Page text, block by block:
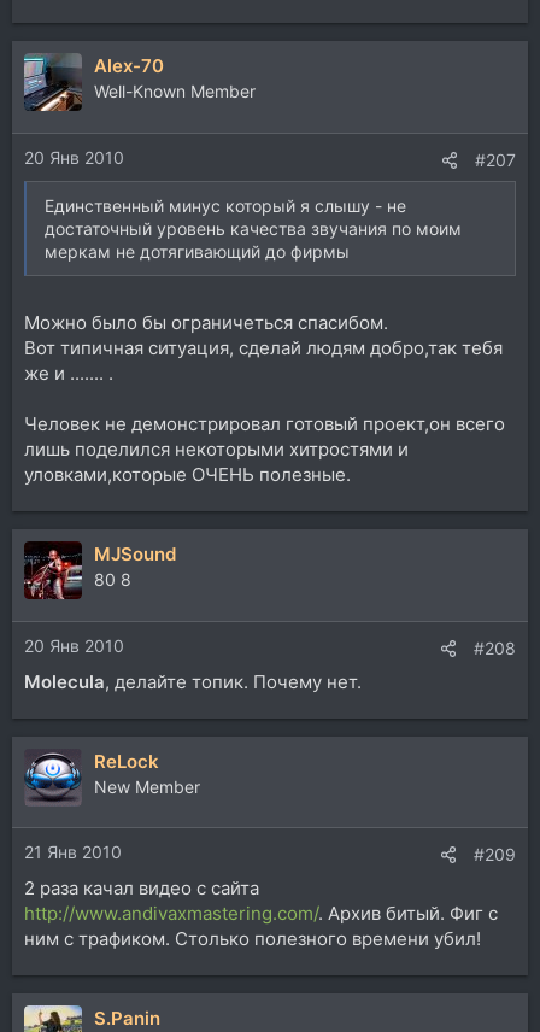
Alex-70
Well-Known Member
20 Янв 2010 #207
Единственный минус который я слышу - не
достаточный уровень качества звучания по моим
меркам не дотягивающий до фирмы
Можно было бы ограничеться спасибом.
Вот типичная ситуация, сделай людям добро,так тебя
же и ....... .
Человек не демонстрировал готовый проект,он всего
лишь поделился некоторыми хитростями и
уловками,которые ОЧЕНЬ полезные.
MJSound
80 8
20 Янв 2010 #208
Molecula, делайте топик. Почему нет.
ReLock
New Member
21 Янв 2010 #209
2 раза качал видео с сайта
http://www.andivaxmastering.com/. Архив битый. Фиг с
ним с трафиком. Столько полезного времени убил!
S.Panin